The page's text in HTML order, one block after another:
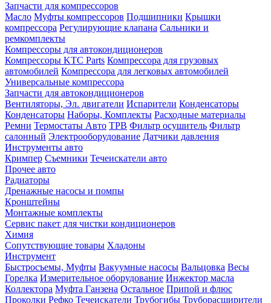
Запчасти для компрессоров
Масло Муфты компрессоров Подшипники Крышки
компрессора Регулирующие клапана Сальники и
ремкомплекты
Компрессоры для автокондиционеров
Компрессоры KTC Parts Компрессора для грузовых
автомобилей Компрессора для легковых автомобилей
Универсальные компрессора
Запчасти для автокондиционеров
Вентиляторы, Эл. двигатели Испарители Конденсаторы
Конденсаторы Наборы, Комплекты Расходные материалы
Ремни Термостаты Авто ТРВ Фильтр осушитель Фильтр
салонный Электрооборудование Датчики давления
Инструменты авто
Кримпер Съемники Течеискатели авто
Прочее авто
Радиаторы
Дренажные насосы и помпы
Кронштейны
Монтажные комплекты
Сервис пакет для чистки кондиционеров
Химия
Сопутствующие товары Хладоны
Инструмент
Быстросъемы, Муфты Вакуумные насосы Вальцовка Весы
Горелка Измерительное оборудование Инжектор масла
Коллектора Муфта Ганзена Остальное Припой и флюс
Проколки Рефко Течеискатели Трубогибы Труборасширители